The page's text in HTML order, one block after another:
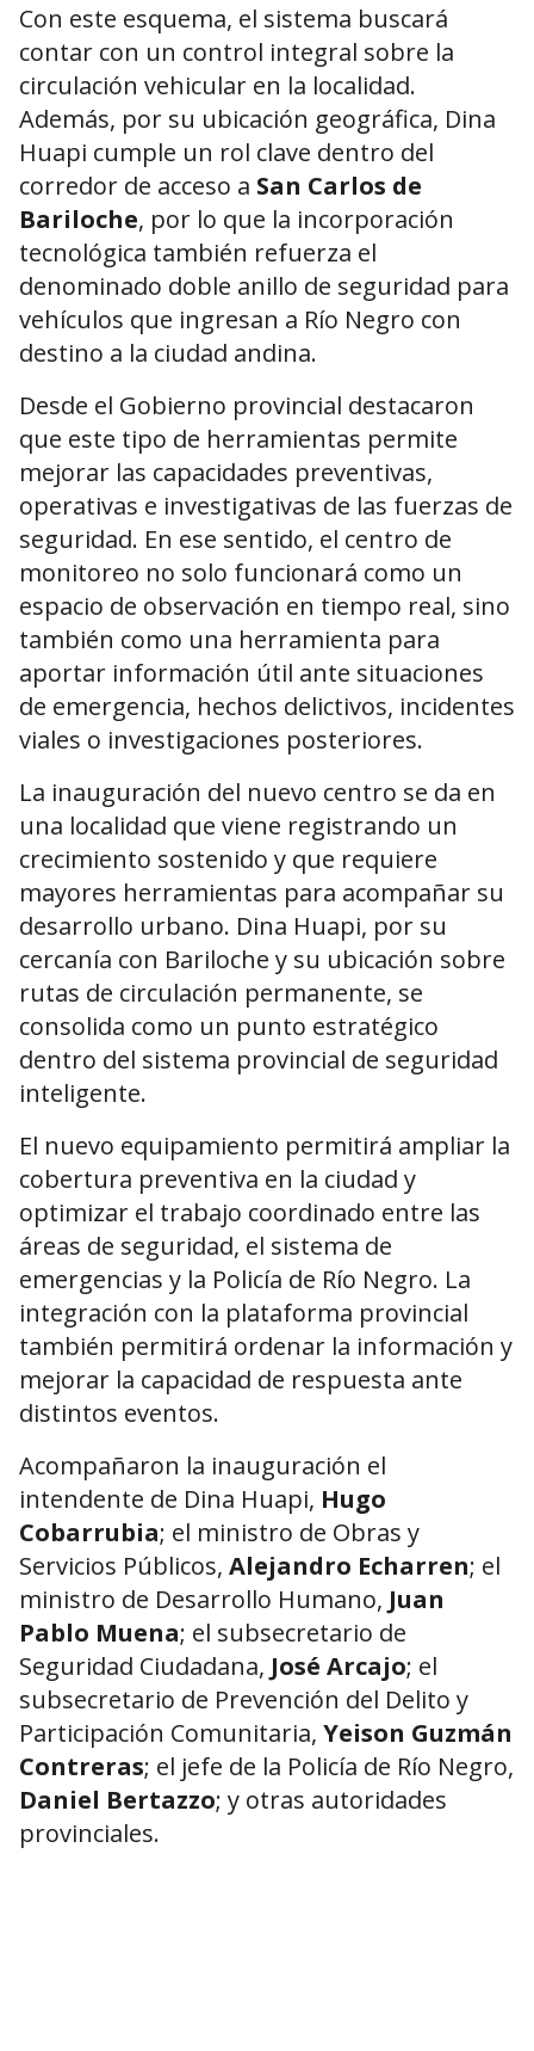
Con este esquema, el sistema buscará
contar con un control integral sobre la
circulación vehicular en la localidad.
Además, por su ubicación geográfica, Dina
Huapi cumple un rol clave dentro del
corredor de acceso a San Carlos de
Bariloche, por lo que la incorporación
tecnológica también refuerza el
denominado doble anillo de seguridad para
vehículos que ingresan a Río Negro con
destino a la ciudad andina.
Desde el Gobierno provincial destacaron
que este tipo de herramientas permite
mejorar las capacidades preventivas,
operativas e investigativas de las fuerzas de
seguridad. En ese sentido, el centro de
monitoreo no solo funcionará como un
espacio de observación en tiempo real, sino
también como una herramienta para
aportar información útil ante situaciones
de emergencia, hechos delictivos, incidentes
viales o investigaciones posteriores.
La inauguración del nuevo centro se da en
una localidad que viene registrando un
crecimiento sostenido y que requiere
mayores herramientas para acompañar su
desarrollo urbano. Dina Huapi, por su
cercanía con Bariloche y su ubicación sobre
rutas de circulación permanente, se
consolida como un punto estratégico
dentro del sistema provincial de seguridad
inteligente.
El nuevo equipamiento permitirá ampliar la
cobertura preventiva en la ciudad y
optimizar el trabajo coordinado entre las
áreas de seguridad, el sistema de
emergencias y la Policía de Río Negro. La
integración con la plataforma provincial
también permitirá ordenar la información y
mejorar la capacidad de respuesta ante
distintos eventos.
Acompañaron la inauguración el
intendente de Dina Huapi, Hugo
Cobarrubia; el ministro de Obras y
Servicios Públicos, Alejandro Echarren; el
ministro de Desarrollo Humano, Juan
Pablo Muena; el subsecretario de
Seguridad Ciudadana, José Arcajo; el
subsecretario de Prevención del Delito y
Participación Comunitaria, Yeison Guzmán
Contreras; el jefe de la Policía de Río Negro,
Daniel Bertazzo; y otras autoridades
provinciales.